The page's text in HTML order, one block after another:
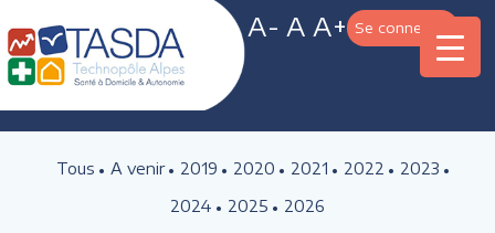
A- A A+ Se connecter
Tous A venir 2019 2020 2021 2022
2023
2024
2025 2026